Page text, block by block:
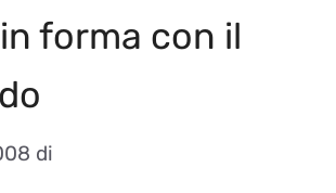
forma con il
di